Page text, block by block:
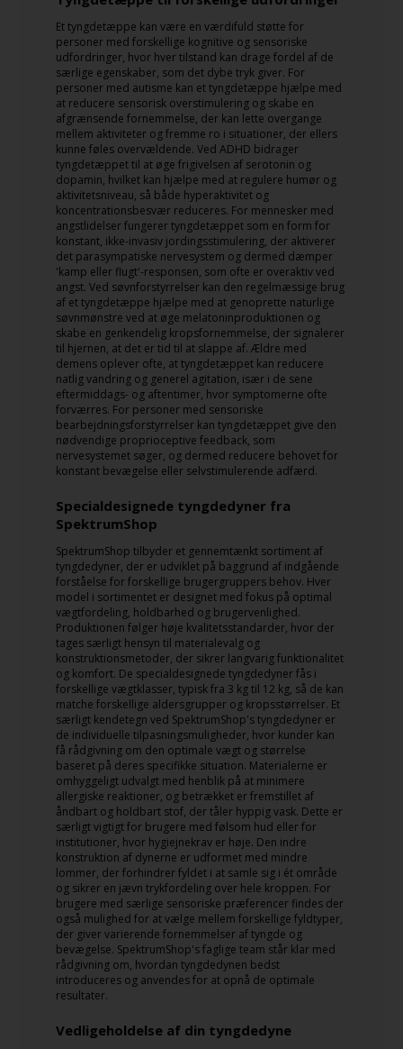
Et tyngdetæppe kan være en værdifuld støtte for
personer med forskellige kognitive og sensoriske
udfordringer, hvor hver tilstand kan drage fordel af de
særlige egenskaber, som det dybe tryk giver. For
personer med autisme kan et tyngdetæppe hjælpe med
at reducere sensorisk overstimulering og skabe en
afgrænsende fornemmelse, der kan lette overgange
mellem aktiviteter og fremme ro i situationer, der ellers
kunne føles overvældende. Ved ADHD bidrager
tyngdetæppet til at øge frigivelsen af serotonin og
dopamin, hvilket kan hjælpe med at regulere humør og
aktivitetsniveau, så både hyperaktivitet og
koncentrationsbesvær reduceres. For mennesker med
angstlidelser fungerer tyngdetæppet som en form for
konstant, ikke-invasiv jordingsstimulering, der aktiverer
det parasympatiske nervesystem og dermed dæmper
'kamp eller flugt'-responsen, som ofte er overaktiv ved
angst. Ved søvnforstyrrelser kan den regelmæssige brug
af et tyngdetæppe hjælpe med at genoprette naturlige
søvnmønstre ved at øge melatoninproduktionen og
skabe en genkendelig kropsfornemmelse, der signalerer
til hjernen, at det er tid til at slappe af. Ældre med
demens oplever ofte, at tyngdetæppet kan reducere
natlig vandring og generel agitation, især i de sene
eftermiddags- og aftentimer, hvor symptomerne ofte
forværres. For personer med sensoriske
bearbejdningsforstyrrelser kan tyngdetæppet give den
nødvendige proprioceptive feedback, som
nervesystemet søger, og dermed reducere behovet for
konstant bevægelse eller selvstimulerende adfærd.
Specialdesignede tyngdedyner fra
SpektrumShop
SpektrumShop tilbyder et gennemtænkt sortiment af
tyngdedyner, der er udviklet på baggrund af indgående
forståelse for forskellige brugergruppers behov. Hver
model i sortimentet er designet med fokus på optimal
vægtfordeling, holdbarhed og brugervenlighed.
Produktionen følger høje kvalitetsstandarder, hvor der
tages særligt hensyn til materialevalg og
konstruktionsmetoder, der sikrer langvarig funktionalitet
og komfort. De specialdesignede tyngdedyner fås i
forskellige vægtklasser, typisk fra 3 kg til 12 kg, så de kan
matche forskellige aldersgrupper og kropsstørrelser. Et
særligt kendetegn ved SpektrumShop's tyngdedyner er
de individuelle tilpasningsmuligheder, hvor kunder kan
få rådgivning om den optimale vægt og størrelse
baseret på deres specifikke situation. Materialerne er
omhyggeligt udvalgt med henblik på at minimere
allergiske reaktioner, og betrækket er fremstillet af
åndbart og holdbart stof, der tåler hyppig vask. Dette er
særligt vigtigt for brugere med følsom hud eller for
institutioner, hvor hygiejnekrav er høje. Den indre
konstruktion af dynerne er udformet med mindre
lommer, der forhindrer fyldet i at samle sig i ét område
og sikrer en jævn trykfordeling over hele kroppen. For
brugere med særlige sensoriske præferencer findes der
også mulighed for at vælge mellem forskellige fyldtyper,
der giver varierende fornemmelser af tyngde og
bevægelse. SpektrumShop's faglige team står klar med
rådgivning om, hvordan tyngdedynen bedst
introduceres og anvendes for at opnå de optimale
resultater.
Vedligeholdelse af din tyngdedyne